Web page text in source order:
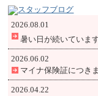
2026.08.01
暑い日が続いています
2026.06.02
マイナ保険証につき
2026.04.22